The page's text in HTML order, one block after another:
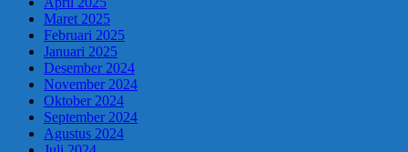
Maret 2025
Februari 2025
Januari 2025
Desember 2024
November 2024
Oktober 2024
September 2024
Agustus 2024